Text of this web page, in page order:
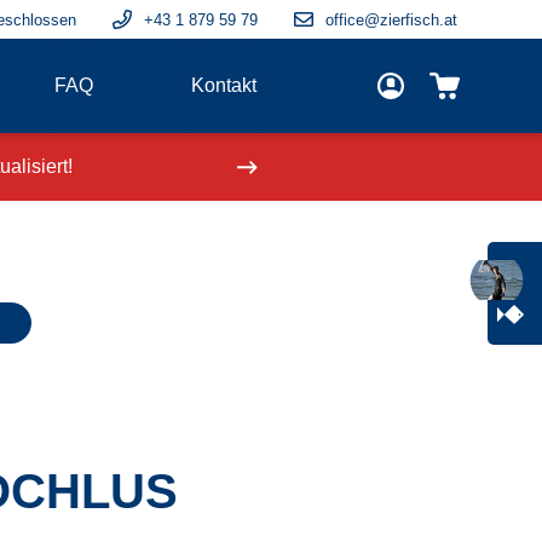
+43 1 879 59 79 office@zierfisch.at
FAQ Kontakt